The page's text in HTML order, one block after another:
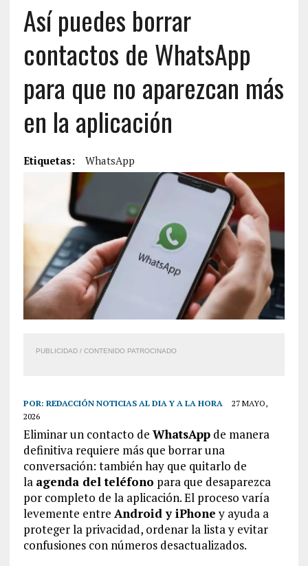
Así puedes borrar
contactos de WhatsApp
para que no aparezcan más
en la aplicación
Etiquetas: WhatsApp
PUBLICIDAD / CONTENIDO PATROCINADO
POR: REDACCIÓN NOTICIAS AL DIA Y A LA HORA
27 MAYO,
2026
Eliminar un contacto de WhatsAppde manera
definitiva requiere más que borrar una
conversación: también hay que quitarlo de
la agenda del teléfono para que desaparezca
por completo de la aplicación. El proceso varía
levemente entre Android y iPhoney ayuda a
proteger la privacidad, ordenar la lista y evitar
confusiones con números desactualizados.